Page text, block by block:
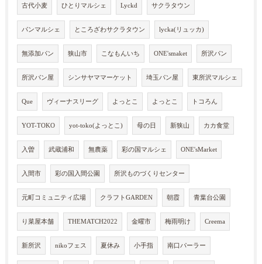
古代小麦 ひとりマルシェ Lyckd サクラタウン
パンマルシェ ところざわサクラタウン lycka(リュッカ)
無添加パン 狭山市 こなもんいち ONE'smaket 所沢パン
所沢パン屋 シンサヤママーケット 埼玉パン屋 東所沢マルシェ
Que ヴィーナスリーグ よっとこ よっとこ トコろん
YOT-TOKO yot-toko(よっとこ) 母の日 新狭山 カカ食堂
入曽 武蔵浦和 無農薬 彩の国マルシェ ONE'sMarket
入間市 彩の国入間公園 所沢ものづくりセンター
元町コミュニティ広場 クラフトGARDEN 朝霞 青葉台公園
り菜屋本舗 THEMATCH2022 金曜市 梅雨明け Creema
新所沢 nikoフェス 夏休み 小手指 南口パーラー